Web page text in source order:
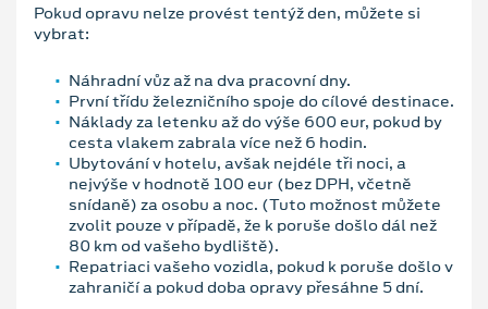
Pokud opravu nelze provést tentýž den, můžete si
vybrat:
Náhradní vůz až na dva pracovní dny.
První třídu železničního spoje do cílové destinace.
Náklady za letenku až do výše 600 eur, pokud by
cesta vlakem zabrala více než 6 hodin.
Ubytování v hotelu, avšak nejdéle tři noci, a
nejvýše v hodnotě 100 eur (bez DPH, včetně
snídaně) za osobu a noc. (Tuto možnost můžete
zvolit pouze v případě, že k poruše došlo dál než
80 km od vašeho bydliště).
Repatriaci vašeho vozidla, pokud k poruše došlo v
zahraničí a pokud doba opravy přesáhne 5 dní.